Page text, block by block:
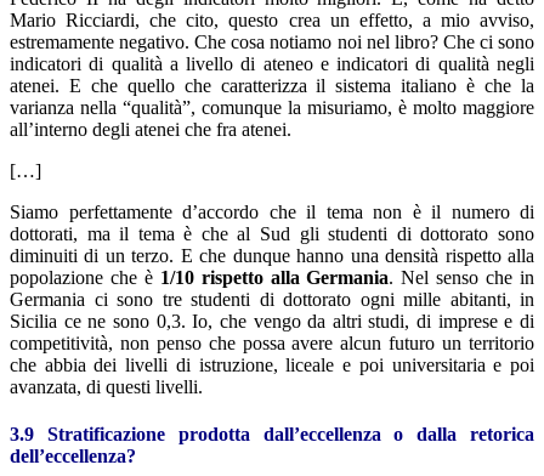
Mario Ricciardi, che cito, questo crea un effetto, a mio avviso,
estremamente negativo. Che cosa notiamo noi nel libro? Che ci sono
indicatori di qualità a livello di ateneo e indicatori di qualità negli
atenei. E che quello che caratterizza il sistema italiano è che la
varianza nella “qualità”, comunque la misuriamo, è molto maggiore
all’interno degli atenei che fra atenei.
[…]
Siamo perfettamente d’accordo che il tema non è il numero di
dottorati, ma il tema è che al Sud gli studenti di dottorato sono
diminuiti di un terzo. E che dunque hanno una densità rispetto alla
popolazione che è 1/10 rispetto alla Germania. Nel senso che in
Germania ci sono tre studenti di dottorato ogni mille abitanti, in
Sicilia ce ne sono 0,3. Io, che vengo da altri studi, di imprese e di
competitività, non penso che possa avere alcun futuro un territorio
che abbia dei livelli di istruzione, liceale e poi universitaria e poi
avanzata, di questi livelli.
3.9 Stratificazione prodotta dall’eccellenza o dalla retorica
dell’eccellenza?